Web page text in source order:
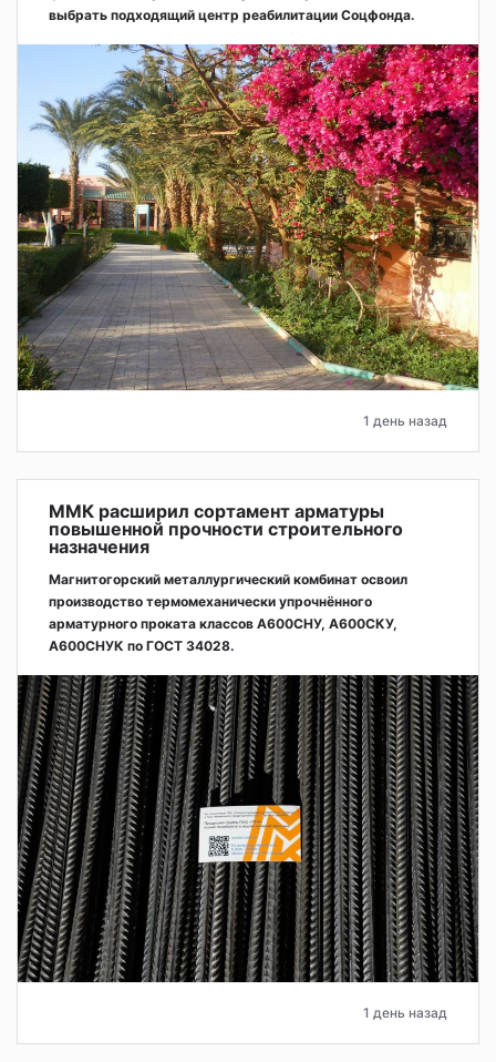
выбрать подходящий центр реабилитации Соцфонда.
1 день назад
ММК расширил сортамент арматуры
повышенной прочности строительного
назначения
Магнитогорский металлургический комбинат освоил
производство термомеханически упрочнённого
арматурного проката классов А600СНУ, А600СКУ,
А600СНУК по ГОСТ 34028.
1 день назад